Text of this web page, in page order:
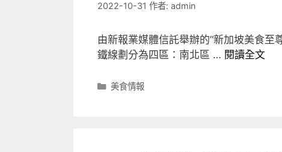
2022-10-31 作者: admin
由新報業媒體信託舉辦的“新加坡美食
鐵線劃分為四區：南北區 … 閱讀全文
分
美食情報